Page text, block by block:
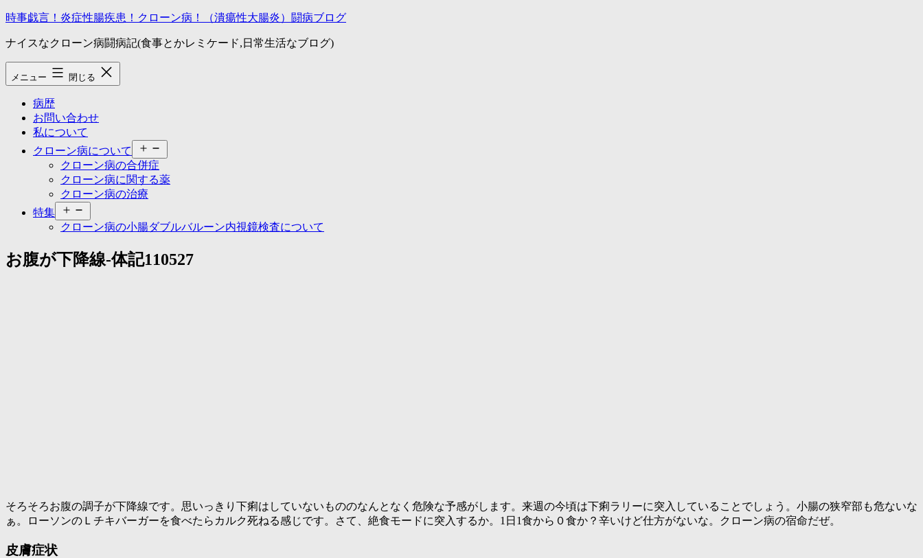
コ
テ
ン
ツ
へ
時事戯言！炎症性腸疾患！クローン病！（潰瘍性大腸炎）闘病ブログ
ナイスなクローン病闘病記(食事とかレミケード,日常生活なブログ)
メニュー 閉じる
病歴
お問い合わせ
私について
クローン病について
ニ
ュ
ー
く
クローン病の合併症
クローン病に関する薬
クローン病の治療
特集
ニ
ュ
を
クローン病の小腸ダブルバルーン内視鏡検査について
お腹が下降線-体記110527
そろそろお腹の調子が下降線です。思いっきり下痢はしていないもののなんとなく危険な予感がします。来週の今頃は下痢ラリーに突入していることでしょう。小腸の狭窄部も危ないな
ぁ。ローソンのＬチキバーガーを食べたらカルク死ねる感じです。さて、絶食モードに突入するか。1日1食から０食か？辛いけど仕方がないな。クローン病の宿命だぜ。
皮膚症状